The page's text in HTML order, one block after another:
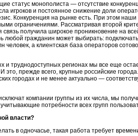
статус монополиста — отсутствие
игроков и постоянное снижение доли
Конкуренция на рынке есть. При этом наши
ограничениями. Рассматривая второй
связь получила широкое проникновение на
гражданин может выбирать:
а клиентская база операторов
и труднодоступных регионах мы все еще
прежде всего, крупные российские
городах и не менее актуально —
компании группы из их числа, мы
потребности всех групп
власти?
в одночасье, такая работа требует